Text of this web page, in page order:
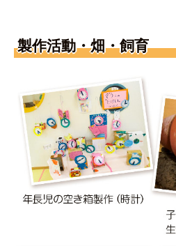
製作活動・畑・飼育